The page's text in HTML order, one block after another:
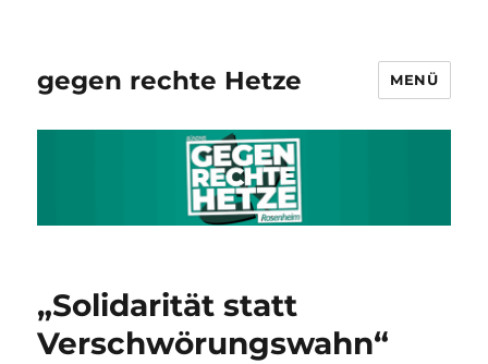
gegen rechte Hetze MENÜ
„Solidarität statt
Verschwörungswahn“